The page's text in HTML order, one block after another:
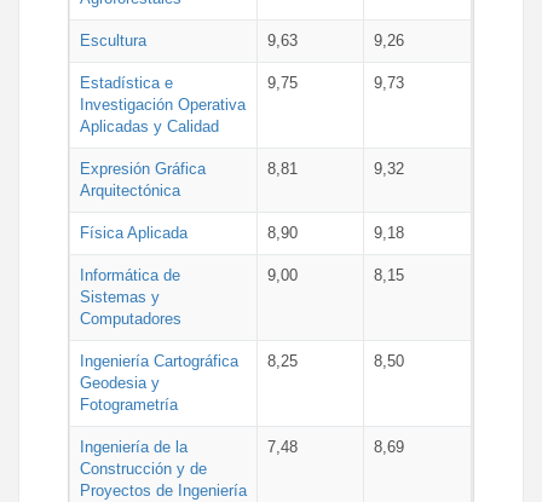
Escultura 9,63 9,26
Estadística e
Investigación Operativa
Aplicadas y Calidad
9,75 9,73
Expresión Gráfica
Arquitectónica
8,81 9,32
Física Aplicada 8,90 9,18
Informática de
Sistemas y
Computadores
9,00 8,15
Ingeniería Cartográfica
Geodesia y
Fotogrametría
8,25 8,50
Ingeniería de la
Construcción y de
Proyectos de Ingeniería
7,48 8,69